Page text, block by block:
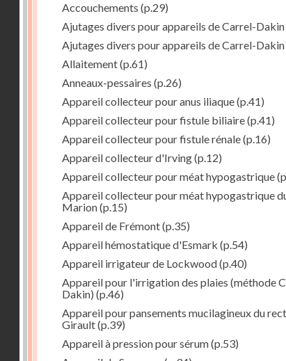
Accouchements (p.29)
Ajutages divers pour appareils de Carrel-Dakin
Ajutages divers pour appareils de Carrel-Dakin
Allaitement(p.61)
Anneaux-pessaires (p.26)
Appareil collecteur pour anus iliaque(p.41)
Appareil collecteur pour fistule biliaire(p.41)
Appareil collecteur pour fistule rénale(p.16)
Appareil collecteur d'Irving(p.12)
Appareil collecteur pour méat hypogastrique
Appareil collecteur pour méat hypogastrique
Marion(p.15)
Appareil de Frémont(p.35)
Appareil hémostatique d'Esmark (p.54)
Appareil irrigateur de Lockwood(p.40)
Appareil pour l'irrigation des plaies (méthode
Dakin) (p.46)
Appareil pour pansements mucilagineux du
Girault(p.39)
Appareil à pression pour sérum(p.53)